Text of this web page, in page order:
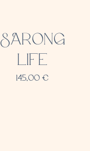
SARONG
LIFE
145,00€